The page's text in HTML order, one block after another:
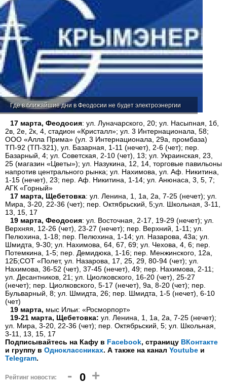
Где в ближайшие дни в Феодосии не будет электроэнергии
17 марта, Феодосия: ул. Луначарского, 20; ул. Насыпная, 1б,
2в, 2е, 2к, 4, стадион «Кристалл»; ул. 3 Интернационала, 58;
ООО «Алла Прима» (ул. 3 Интернационала, 29а, промбаза)
ТП-92 (ТП-321), ул. Базарная, 1-11 (нечет), 2-6 (чет); пер.
Базарный, 4; ул. Советская, 2-10 (чет), 13; ул. Украинская, 23,
25 (магазин «Цветы»); ул. Назукина, 12, 14, торговые павильоны
напротив центрального рынка; ул. Нахимова, ул. Аф. Никитина,
1-15 (нечет), 23; пер. Аф. Никитина, 1-14; ул. Анюнаса, 3, 5, 7;
АГК «Горный»
17 марта, Щебетовка: ул. Ленина, 1, 1а, 2а, 7-25 (нечет); ул.
Мира, 3-20, 22-36 (чет); пер. Октябрьский, 5;ул. Школьная, 3-11,
13, 15, 17
19 марта, Феодосия: ул. Восточная, 2-17, 19-29 (нечет); ул.
Верхняя, 12-26 (чет), 23-27 (нечет); пер. Верхний, 1-11; ул.
Пелюхина, 1-18; пер. Пелюхина, 1-14; ул. Назарова, 43а; ул.
Шмидта, 9-30; ул. Нахимова, 64, 67, 69; ул. Чехова, 4, 6; пер.
Потемкина, 1-5; пер. Демидюка, 1-16; пер. Менжинского, 12а,
12Б;СОТ «Полет, ул. Назарова, 17, 25, 29, 80-94 (чет); ул.
Нахимова, 36-52 (чет), 37-45 (нечет), 49; пер. Нахимова, 2-11;
ул. Десантников, 21; ул. Циолковского, 16-20 (чет), 25-27
(нечет); пер. Циолковского, 5-17 (нечет), 9а, 8-20 (чет); пер.
Бульварный, 8; ул. Шмидта, 26; пер. Шмидта, 1-5 (нечет), 6-10
(чет)
19 марта, мыс Ильи: «Росморпорт»
19-21 марта, Щебетовка: ул. Ленина, 1, 1а, 2а, 7-25 (нечет);
ул. Мира, 3-20, 22-36 (чет); пер. Октябрьский, 5; ул. Школьная,
3-11, 13, 15, 17
Подписывайтесь на Кафу в Facebook, страницу ВКонтакте
и группу в Одноклассниках. А также на канал Youtube и
Telegram.
Рейтинг новости: - 0 +